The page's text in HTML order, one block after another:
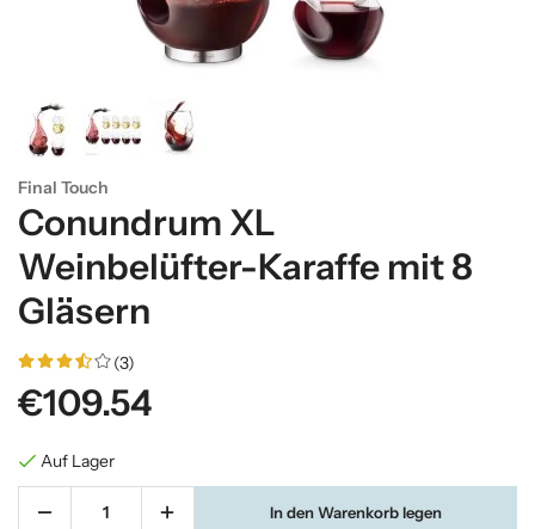
Final Touch
Conundrum XL
Weinbelüfter-Karaffe mit 8
Gläsern
(3)
€109.54
Auf Lager
In den Warenkorb legen